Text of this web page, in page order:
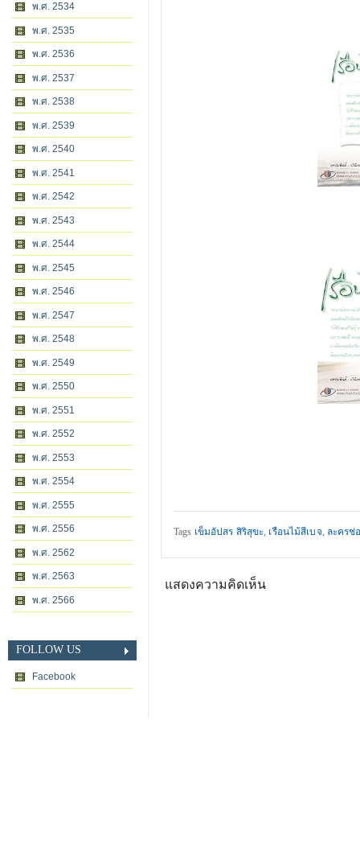
พ.ศ. 2534
พ.ศ. 2535
พ.ศ. 2536
พ.ศ. 2537
พ.ศ. 2538
พ.ศ. 2539
พ.ศ. 2540
พ.ศ. 2541
พ.ศ. 2542
พ.ศ. 2543
พ.ศ. 2544
พ.ศ. 2545
พ.ศ. 2546
พ.ศ. 2547
พ.ศ. 2548
พ.ศ. 2549
พ.ศ. 2550
พ.ศ. 2551
พ.ศ. 2552
พ.ศ. 2553
พ.ศ. 2554
พ.ศ. 2555
พ.ศ. 2556
พ.ศ. 2562
พ.ศ. 2563
พ.ศ. 2566
FOLLOW US
Facebook
Tags เข็มอัปสร สิริสุขะ, เรือนไม้สีเบจ, ละครช่
แสดงความคิดเห็น